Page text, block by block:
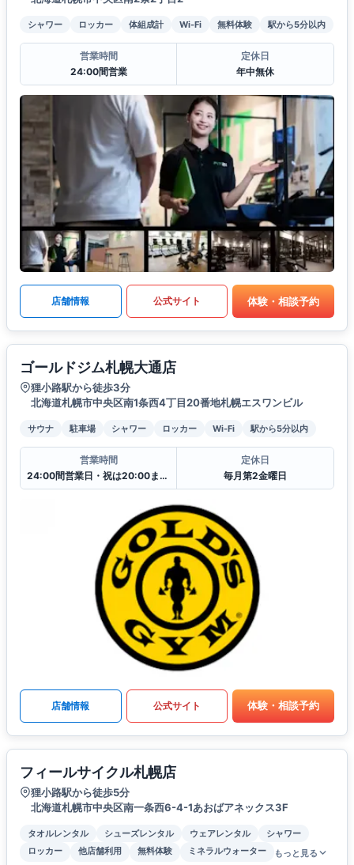
シャワー ロッカー 体組成計 Wi-Fi 無料体験 駅から5分以内
営業時間
24:00間営業
定休日
年中無休
店舗情報 公式サイト 体験・相談予約
ゴールドジム札幌大通店
狸小路駅から徒歩3分
北海道札幌市中央区南1条西4丁目20番地札幌エスワンビル
サウナ 駐車場 シャワー ロッカー Wi-Fi 駅から5分以内
営業時間
24:00間営業日・祝は20:00まで翌日10:00からの営業となります.
定休日
毎月第2金曜日
店舗情報 公式サイト 体験・相談予約
フィールサイクル札幌店
狸小路駅から徒歩5分
北海道札幌市中央区南一条西6-4-1あおばアネックス3F
タオルレンタル シューズレンタル ウェアレンタル
シャワー
ロッカー
他店舗利用 無料体験 ミネラルウォーター もっと見る